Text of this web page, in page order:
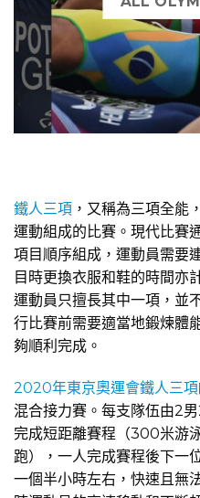
ALL
鐵人三項 ，又稱為三項全能
運動組成的比賽。現代比賽
項目順序組成，運動員需要
目時更換衣服和鞋的時間亦
運動員只擅長其中一項，並
行比賽前需要適當地鍛煉體
夠順利完成。
2020年東京奧運會鐵人三項
混合接力賽。每支隊伍由2
完成短距離賽程（300米游
跑），一人完成賽程後下一
一個半小時​​左右，快速且